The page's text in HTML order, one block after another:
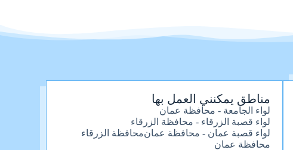
مناطق يمكنني العمل بها
لواء الجامعة - محافظة عمان
لواء قصبة الزرقاء - محافظة الزرقاء
لواء قصبة عمان - محافظة عمانمحافظة الزرقاء
محافظة عمان